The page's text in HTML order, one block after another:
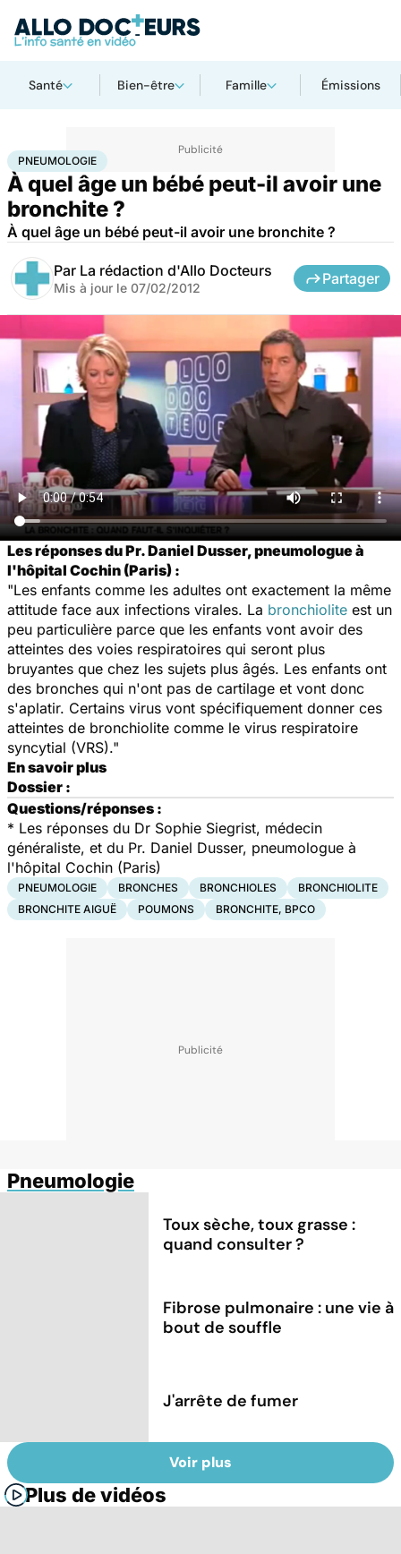
Santé Bien-être Famille Émissions
AccueilSantéMaladies Pneumologie
PNEUMOLOGIE
À quel âge un bébé peut-il avoir une
bronchite ?
À quel âge un bébé peut-il avoir une bronchite ?
Par La rédaction d'Allo Docteurs
Mis à jour le 07/02/2012
Partager
Les réponses du Pr. Daniel Dusser, pneumologue à
l'hôpital Cochin (Paris) :
"Les enfants comme les adultes ont exactement la même
attitude face aux infections virales. La bronchiolite est un
peu particulière parce que les enfants vont avoir des
atteintes des voies respiratoires qui seront plus
bruyantes que chez les sujets plus âgés. Les enfants ont
des bronches qui n'ont pas de cartilage et vont donc
s'aplatir. Certains virus vont spécifiquement donner ces
atteintes de bronchiolite comme le virus respiratoire
syncytial (VRS)."
En savoir plus
Dossier :
Questions/réponses :
* Les réponses du Dr Sophie Siegrist, médecin
généraliste, et du Pr. Daniel Dusser, pneumologue à
l'hôpital Cochin (Paris)
PNEUMOLOGIE BRONCHES BRONCHIOLES
BRONCHIOLITE
BRONCHITE AIGUË
POUMONS BRONCHITE, BPCO
Pneumologie
Toux sèche, toux grasse :
quand consulter ?
Fibrose pulmonaire : une vie à
bout de souffle
J'arrête de fumer
Voir plus
Plus de vidéos